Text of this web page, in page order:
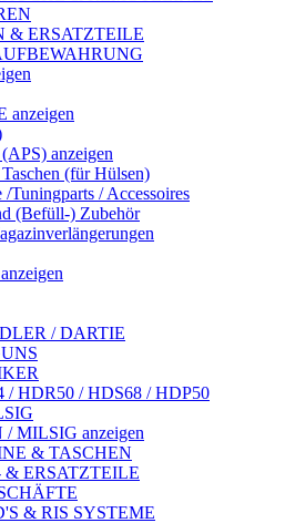
& ERSATZTEILE
anzeigen
(für Hülsen)
/Tuningparts / Accessoires
(Befüll-) Zubehör
/ DARTIE
HDR50 / HDS68 / HDP50
MILSIG anzeigen
& TASCHEN
ERSATZTEILE
& RIS SYSTEME